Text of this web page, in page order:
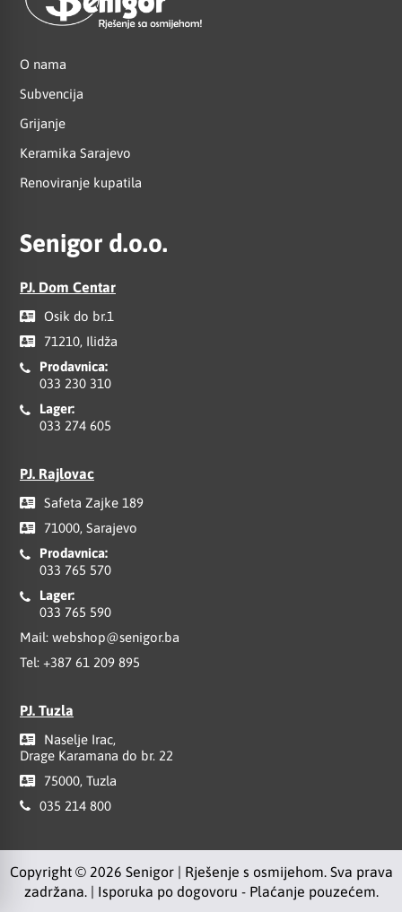
O nama
Subvencija
Grijanje
Keramika Sarajevo
Renoviranje kupatila
Senigor d.o.o.
PJ. Dom Centar
Osik do br.1
71210, Ilidža
Prodavnica:
033 230 310
Lager:
033 274 605
PJ. Rajlovac
Safeta Zajke 189
71000, Sarajevo
Prodavnica:
033 765 570
Lager:
033 765 590
Mail: webshop@senigor.ba
Tel: +387 61 209 895
PJ. Tuzla
Naselje Irac,
Drage Karamana do br. 22
75000, Tuzla
035 214 800
Copyright © 2026 Senigor | Rješenje s osmijehom. Sva prava
zadržana. | Isporuka po dogovoru - Plaćanje pouzećem.